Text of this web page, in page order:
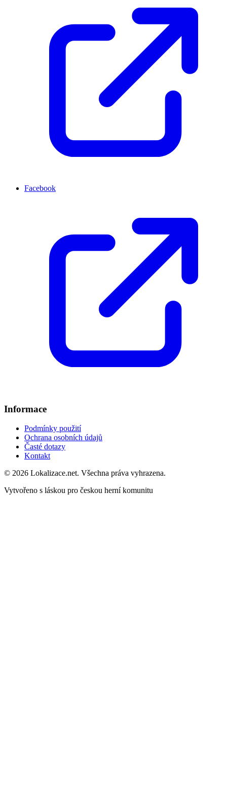
Facebook
Informace
Podmínky použití
Ochrana osobních údajů
Časté dotazy
Kontakt
© 2026 Lokalizace.net. Všechna práva vyhrazena.
Vytvořeno s láskou pro českou herní komunitu